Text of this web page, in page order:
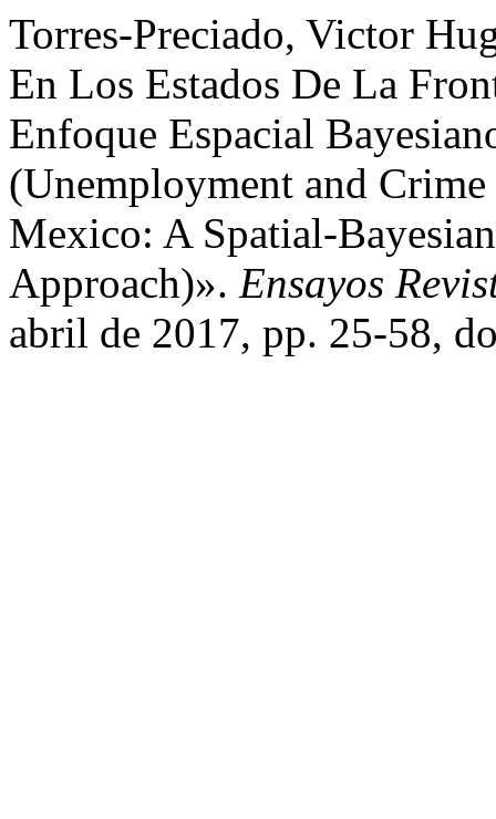
Torres-Preciado, Victor
En Los Estados De La
Enfoque Espacial
(Unemployment and
Mexico: A Spatial-
Approach)». Ensayos
abril de 2017, pp. 25-58,